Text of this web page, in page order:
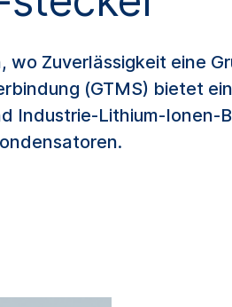
Zuverlässigkeit eine
(GTMS) bietet
Industrie-Lithium-